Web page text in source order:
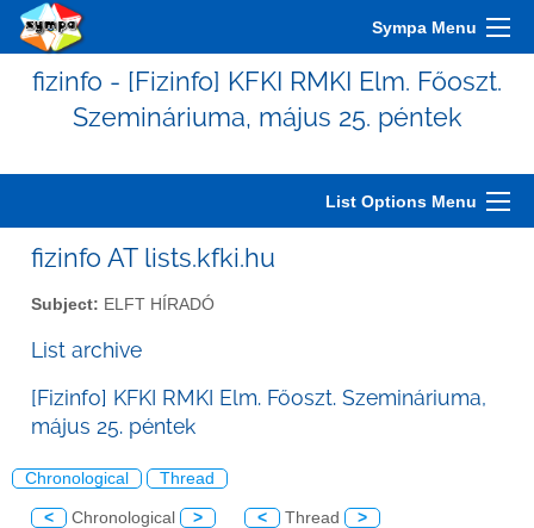
Sympa Menu
fizinfo - [Fizinfo] KFKI RMKI Elm. Főoszt.
Szemináriuma, május 25. péntek
List Options Menu
fizinfo AT lists.kfki.hu
Subject: ELFT HÍRADÓ
List archive
[Fizinfo] KFKI RMKI Elm. Főoszt. Szemináriuma,
május 25. péntek
Chronological Thread
< Chronological > < Thread >